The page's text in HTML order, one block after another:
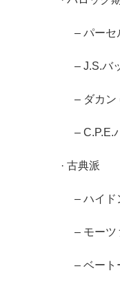
– パーセ
– J.S.バ
– ダカン
– C.P.E.
· 古典派
– ハイド
– モーツ
– ベート